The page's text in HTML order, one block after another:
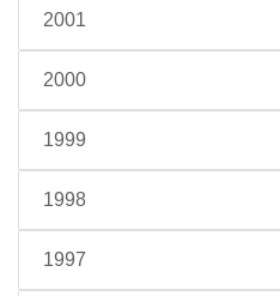
2001
2000
1999
1998
1997